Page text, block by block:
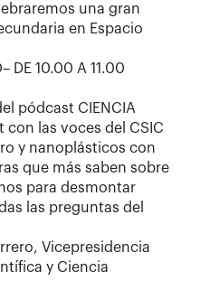
una gran
en Espacio
DE 10.00 A 11.00
pódcast CIENCIA
con las voces del CSIC
y nanoplásticos con
que más saben sobre
para desmontar
las preguntas del
Vicepresidencia
y Ciencia